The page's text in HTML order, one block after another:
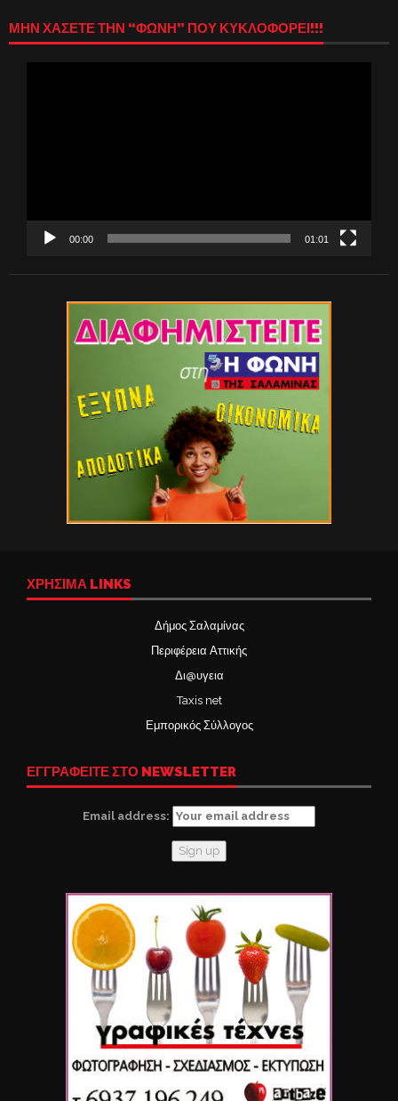
ΜΗΝ ΧΑΣΕΤΕ ΤΗΝ “ΦΩΝΗ” ΠΟΥ ΚΥΚΛΟΦΟΡΕΙ!!!
00:00 01:01
ΧΡΉΣΙΜΑ LINKS
Δήμος Σαλαμίνας
Περιφέρεια Αττικής
Δι@υγεια
Taxis net
Εμπορικός Σύλλογος
ΕΓΓΡΑΦΕΙΤΕ ΣΤΟ NEWSLETTER
Email address: